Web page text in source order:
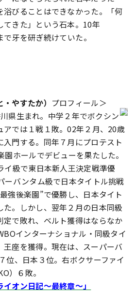
びることはできなかった。「何
てきた」という石本。10年
牙を研ぎ続けていた――。
やすたか） プロフィール＞
県生まれ。中学２年でボクシン
アでは１戦１敗。02年２月、20歳
門する。同年７月にプロテスト
ホールでデビューを果たした。
イ級で東日本新人王決定戦準優
ーバンタム級で日本タイトル挑戦
強後楽園”で優勝し、日本タイト
た。しかし、翌年２月の日本同級
定で敗れ、ベルト獲得はならなか
インターナショナル・同級タイ
王座を獲得。現在は、スーパーバ
位、日本３位。右ボクサーファイ
）６敗。
オン日記〜最終章〜」